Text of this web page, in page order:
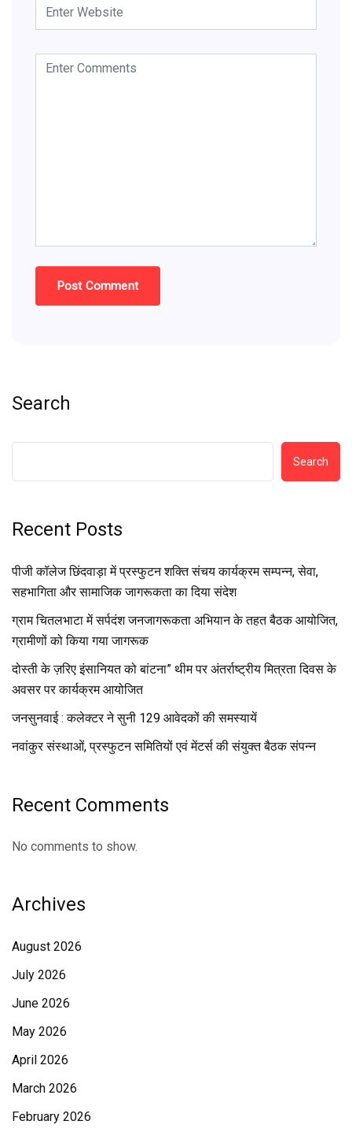
Search
Search
Recent Posts
पीजी कॉलेज छिंदवाड़ा में प्रस्फुटन शक्ति संचय कार्यक्रम सम्पन्न, सेवा,
सहभागिता और सामाजिक जागरूकता का दिया संदेश
ग्राम चितलभाटा में सर्पदंश जनजागरूकता अभियान के तहत बैठक आयोजित,
ग्रामीणों को किया गया जागरूक
दोस्ती के ज़रिए इंसानियत को बांटना” थीम पर अंतर्राष्ट्रीय मित्रता दिवस के
अवसर पर कार्यक्रम आयोजित
जनसुनवाई : कलेक्टर ने सुनी 129 आवेदकों की समस्यायें
नवांकुर संस्थाओं, प्रस्फुटन समितियों एवं मेंटर्स की संयुक्त बैठक संपन्न
Recent Comments
No comments to show.
Archives
August 2026
July 2026
June 2026
May 2026
April 2026
March 2026
February 2026